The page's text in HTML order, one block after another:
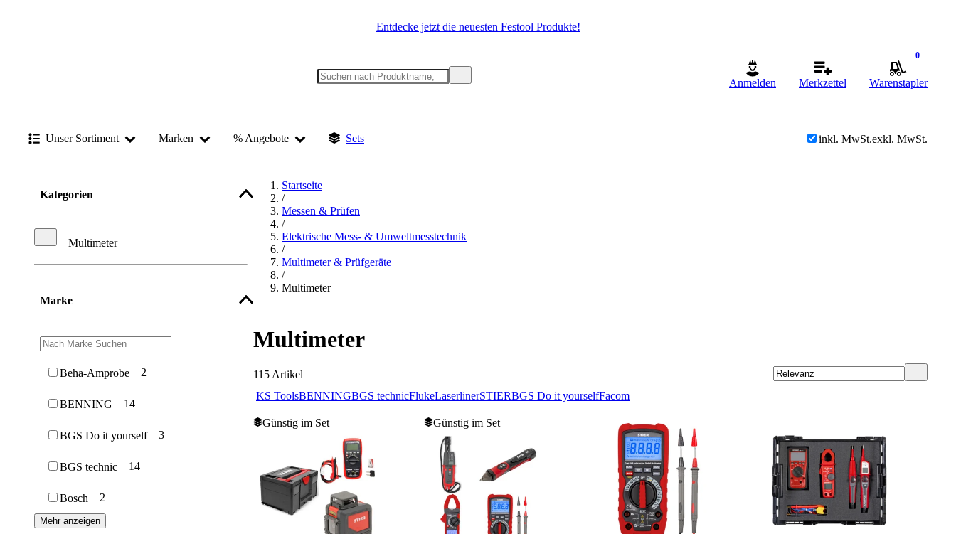
Entdecke jetzt die neuesten Festool Produkte!
Anmelden Merkzettel
0
Warenstapler
Unser Sortiment Marken % Angebote Sets inkl. MwSt.exkl. MwSt.
Kategorien
Multimeter
Marke
Beha-Amprobe 2
BENNING 14
BGS Do it yourself 3
BGS technic 14
Bosch 2
Mehr anzeigen
Startseite
/
Messen & Prüfen
/
Elektrische Mess- & Umweltmesstechnik
/
Multimeter & Prüfgeräte
/
Multimeter
Multimeter
115 Artikel
KS ToolsBENNINGBGS technicFlukeLaserlinerSTIERBGS Do it yourselfFacom
Günstig im Set Günstig im Set